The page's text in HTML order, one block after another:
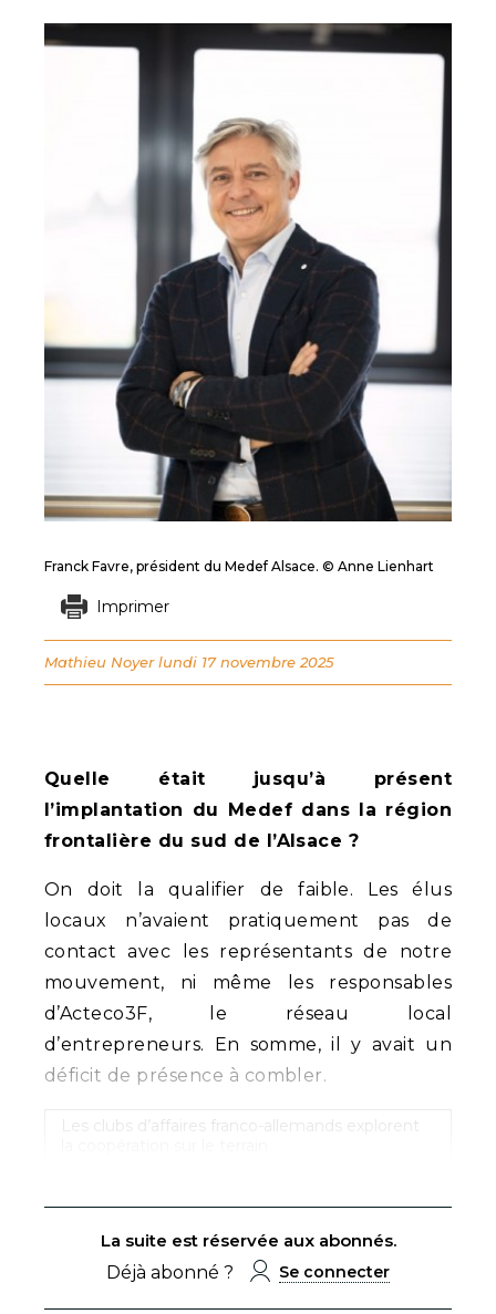
Quelle était jusqu’à présent
l’implantation du Medef dans la région
frontalière du sud de l’Alsace ?
On doit la qualifier de faible. Les élus
locaux n’avaient pratiquement pas de
contact avec les représentants de notre
mouvement, ni même les responsables
d’Acteco3F, le réseau local
d’entrepreneurs. En somme, il y avait un
déficit de présence à combler.
Les clubs d’affaires franco-allemands explorent
La suite est réservée aux abonnés.
Déjà abonné ?
Se connecter
Franck Favre, président du Medef Alsace. © Anne Lienhart
Imprimer
Mathieu Noyer lundi 17 novembre 2025